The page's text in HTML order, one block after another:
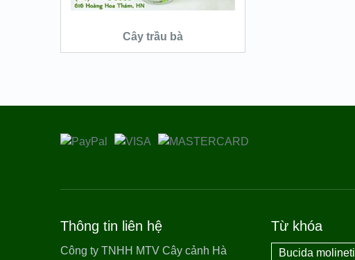
ĐỌC TIẾP
Cây trầu bà
Thông tin liên hệ
Công ty TNHH MTV Cây cảnh Hà
Từ khóa
Bucida molineti